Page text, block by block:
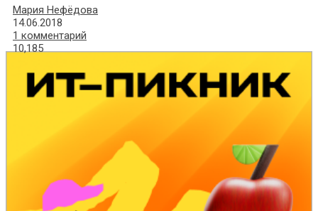
Мария Нефёдова
14.06.2018
1 комментарий
10,185